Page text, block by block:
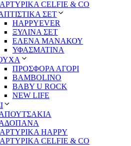
CELFIE & CO
ΣΕΤ
HAPPYEVER
ΞΥΛΙΝΑ ΣΕΤ
ΕΛΕΝΑ ΜΑΝΑΚΟΥ
ΥΦΑΣΜΑΤΙΝΑ
ΠΡΟΣΦΟΡΑ ΑΓΟΡΙ
BAMBOLINO
BABY U ROCK
NEW LIFE
HAPPY
CELFIE & CO